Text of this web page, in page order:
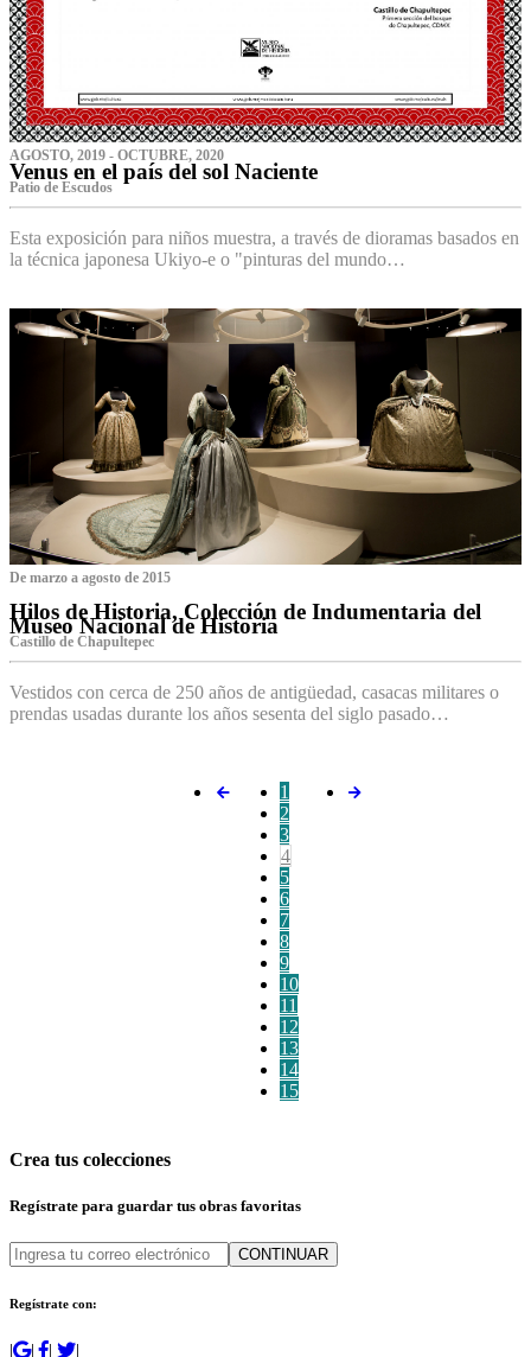
AGOSTO, 2019 - OCTUBRE, 2020
Venus en el país del sol Naciente
P‌atio de Escudos
Esta exposición para niños muestra, a través de dioramas basados en
la técnica japonesa Ukiyo-e o "pinturas del mundo…
De marzo a agosto de 2015
Hilos de Historia, Colección de Indumentaria del
Museo Nacional de Historia
Castillo de Chapultepec
Vestidos con cerca de 250 años de antigüedad, casacas militares o
prendas usadas durante los años sesenta del siglo pasado…
1
2
3
4
5
6
7
8
9
10
11
12
13
14
15
Crea tus colecciones
Regístrate para guardar tus obras favoritas
CONTINUAR
Regístrate con:
| | | |